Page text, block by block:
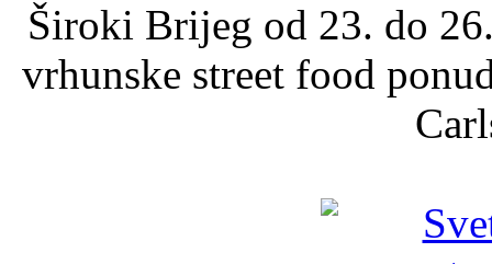
Široki Brijeg od 23. do
vrhunske street food